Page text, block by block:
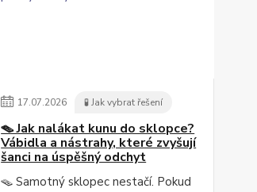
17.07.2026 🧪 Jak vybrat řešení
🪤 Jak nalákat kunu do sklopce?
Vábidla a nástrahy, které zvyšují
šanci na úspěšný odchyt
🪤 Samotný sklopec nestačí. Pokud